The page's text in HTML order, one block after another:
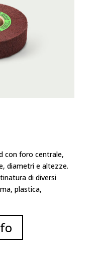
con foro centrale,
diametri e altezze.
di diversi
plastica,